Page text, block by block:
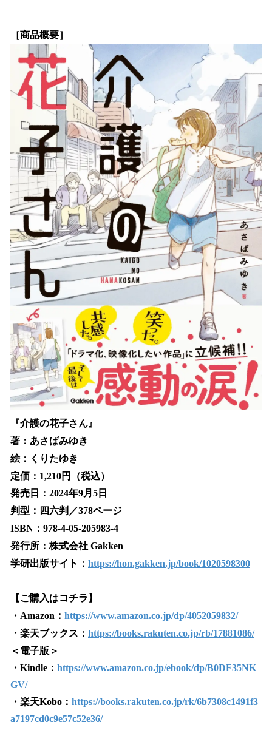
［商品概要］
『介護の花子さん』
著：あさばみゆき
絵：くりたゆき
定価：1,210円（税込）
発売日：2024年9月5日
判型：四六判／378ページ
ISBN：978-4-05-205983-4
発行所：株式会社 Gakken
学研出版サイト： https://hon.gakken.jp/book/1020598300
【ご購入はコチラ】
・Amazon： https://www.amazon.co.jp/dp/4052059832/
・楽天ブックス： https://books.rakuten.co.jp/rb/17881086/
＜電子版＞
・Kindle： https://www.amazon.co.jp/ebook/dp/B0DF35NK
GV/
・楽天Kobo： https://books.rakuten.co.jp/rk/6b7308c1491f3
a7197cd0c9e57c52e36/